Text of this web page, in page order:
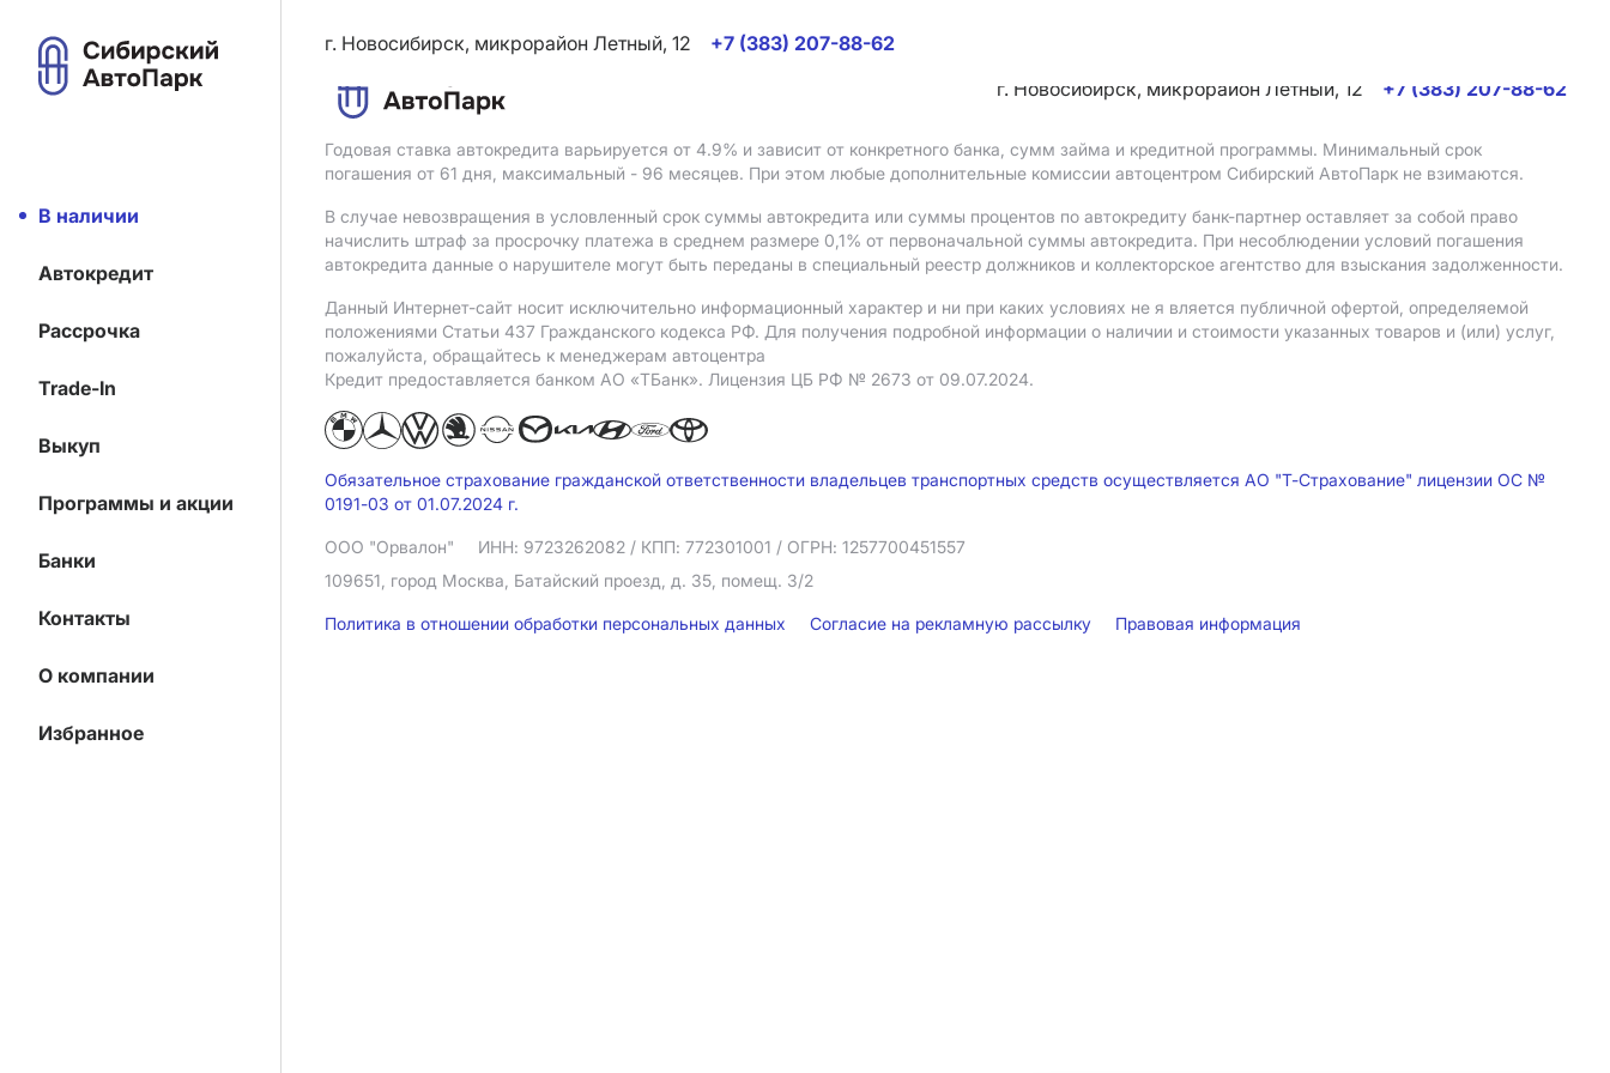
В наличии
Автокредит
Рассрочка
Trade-In
Выкуп
Программы и акции
Банки
Контакты
О компании
Избранное
г. Новосибирск, микрорайон Летный, 12
+7 (383) 207-88-62
г. Новосибирск, микрорайон Летный, 12
+7 (383) 207-88-62
Годовая ставка автокредита варьируется от 4.9% и зависит от конкретного банка, сумм займа и кредитной программы. Минимальный срок
погашения от 61 дня, максимальный - 96 месяцев. При этом любые дополнительные комиссии автоцентром Сибирский АвтоПарк не взимаются.
В случае невозвращения в условленный срок суммы автокредита или суммы процентов по автокредиту банк-партнер оставляет за собой право
начислить штраф за просрочку платежа в среднем размере 0,1% от первоначальной суммы автокредита. При несоблюдении условий погашения
автокредита данные о нарушителе могут быть переданы в специальный реестр должников и коллекторское агентство для взыскания задолженности.
Данный Интернет-сайт носит исключительно информационный характер и ни при каких условиях не я вляется публичной офертой, определяемой
положениями Статьи 437 Гражданского кодекса РФ. Для получения подробной информации о наличии и стоимости указанных товаров и (или) услуг,
пожалуйста, обращайтесь к менеджерам автоцентра
Кредит предоставляется банком АO «ТБанк». Лицензия ЦБ РФ № 2673 от 09.07.2024.
Обязательное страхование гражданской ответственности владельцев транспортных средств осуществляется АО "Т-Страхование" лицензии ОС №
0191-03 от 01.07.2024 г.
ООО "Орвалон" ИНН: 9723262082 / КПП: 772301001 / ОГРН: 1257700451557
109651, город Москва, Батайский проезд, д. 35, помещ. 3/2
Политика в отношении обработки персональных данных Согласие на рекламную рассылку Правовая информация